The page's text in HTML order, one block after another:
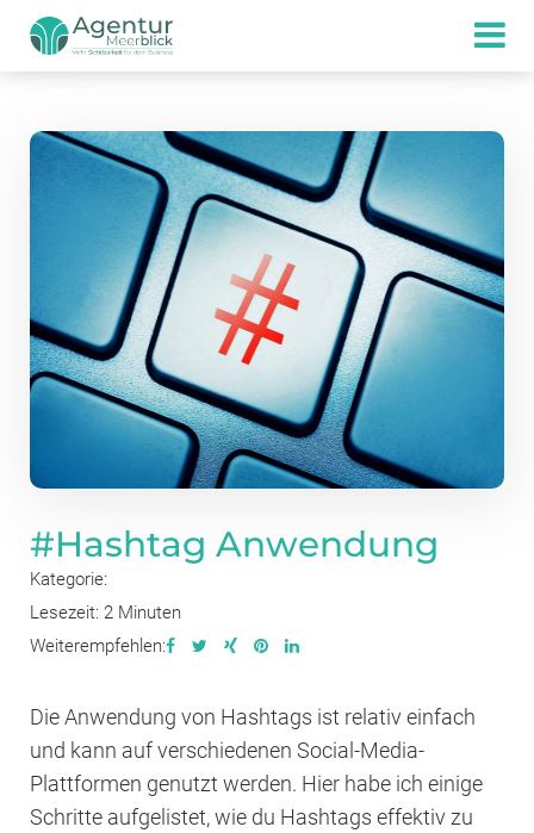
#Hashtag Anwendung
Kategorie:
Lesezeit: 2 Minuten
Weiterempfehlen:
Die Anwendung von Hashtags ist relativ einfach
und kann auf verschiedenen Social-Media-
Plattformen genutzt werden. Hier habe ich einige
Schritte aufgelistet, wie du Hashtags effektiv zu